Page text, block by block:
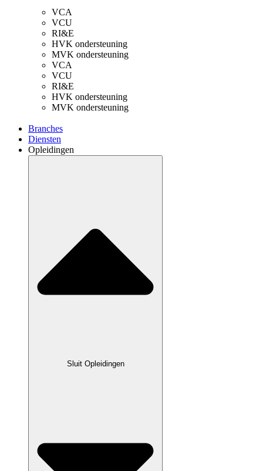
VCA
VCU
RI&E
HVK ondersteuning
MVK ondersteuning
VCA
VCU
RI&E
HVK ondersteuning
MVK ondersteuning
Branches
Diensten
Opleidingen
Sluit Opleidingen